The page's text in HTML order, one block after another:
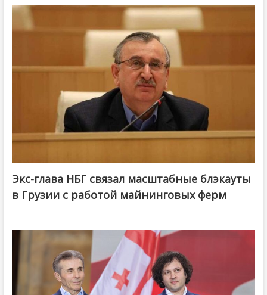
Экс-глава НБГ связал масштабные блэкауты
в Грузии с работой майнинговых ферм